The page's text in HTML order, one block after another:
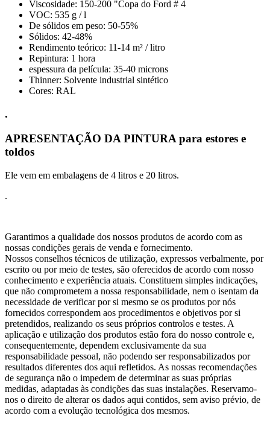
Viscosidade: 150-200 "Copa do Ford # 4
VOC: 535 g / l
De sólidos em peso: 50-55%
Sólidos: 42-48%
Rendimento teórico: 11-14 m² / litro
Repintura: 1 hora
espessura da película: 35-40 microns
Thinner: Solvente industrial sintético
Cores: RAL
.
APRESENTAÇÃO DA PINTURA para estores e
toldos
Ele vem em embalagens de 4 litros e 20 litros.
.
Garantimos a qualidade dos nossos produtos de acordo com as
nossas condições gerais de venda e fornecimento.
Nossos conselhos técnicos de utilização, expressos verbalmente, por
escrito ou por meio de testes, são oferecidos de acordo com nosso
conhecimento e experiência atuais. Constituem simples indicações,
que não comprometem a nossa responsabilidade, nem o isentam da
necessidade de verificar por si mesmo se os produtos por nós
fornecidos correspondem aos procedimentos e objetivos por si
pretendidos, realizando os seus próprios controlos e testes. A
aplicação e utilização dos produtos estão fora do nosso controle e,
consequentemente, dependem exclusivamente da sua
responsabilidade pessoal, não podendo ser responsabilizados por
resultados diferentes dos aqui refletidos. As nossas recomendações
de segurança não o impedem de determinar as suas próprias
medidas, adaptadas às condições das suas instalações. Reservamo-
nos o direito de alterar os dados aqui contidos, sem aviso prévio, de
acordo com a evolução tecnológica dos mesmos.